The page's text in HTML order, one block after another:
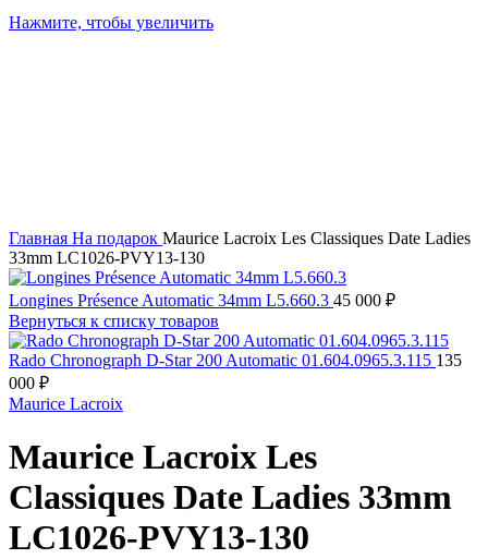
Нажмите, чтобы увеличить
Главная На подарок Maurice Lacroix Les Classiques Date Ladies
33mm LC1026-PVY13-130
Longines Présence Automatic 34mm L5.660.3 45 000 ₽
Вернуться к списку товаров
Rado Chronograph D-Star 200 Automatic 01.604.0965.3.115 135
000 ₽
Maurice Lacroix
Maurice Lacroix Les
Classiques Date Ladies 33mm
LC1026-PVY13-130